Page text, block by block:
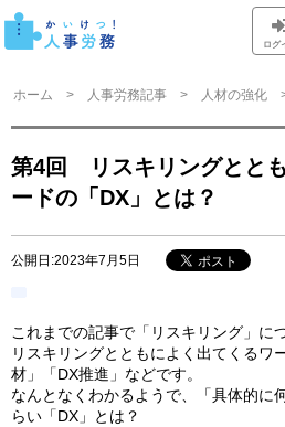
ログ
ホーム 人事労務記事 人材の強化
第4回 リスキリングとと
ードの「DX」とは？
公開日:2023年7月5日
これまでの記事で「リスキリング」に
リスキリングとともによく出てくるワ
材」「DX推進」などです。
なんとなくわかるようで、「具体的に
らい「DX」とは？